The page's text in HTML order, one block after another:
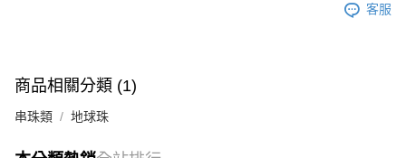
客服
商品相關分類 (1)
串珠類 地球珠